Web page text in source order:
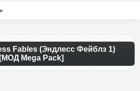
Fables (Эндлесс Фейблз 1)
[МОД Mega Pack]